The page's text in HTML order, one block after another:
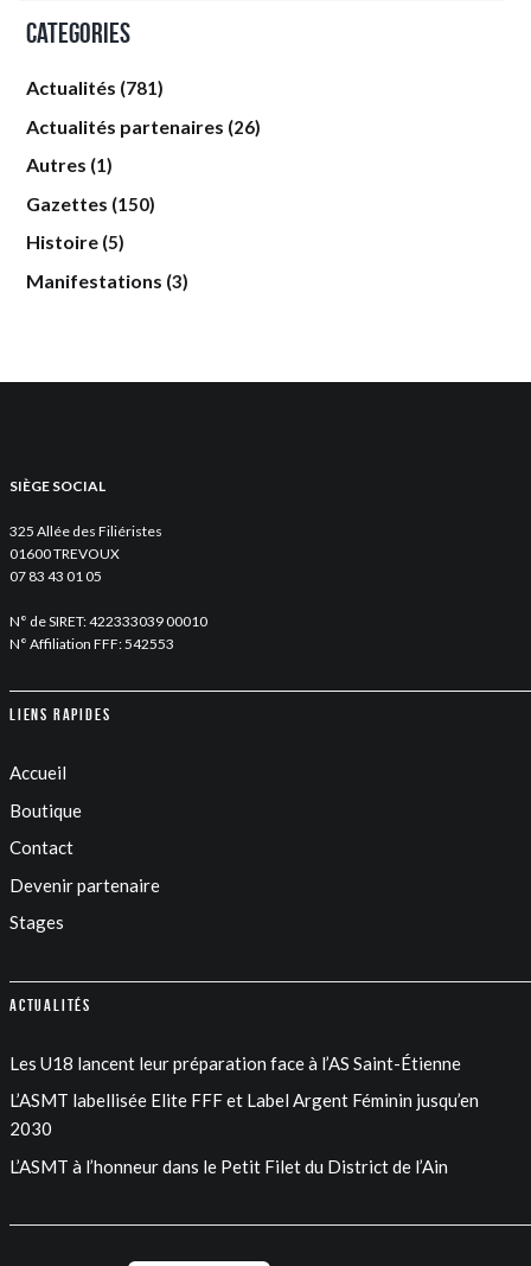
Categories
Actualités (781)
Actualités partenaires (26)
Autres (1)
Gazettes (150)
Histoire (5)
Manifestations (3)
SIÈGE SOCIAL
325 Allée des Filiéristes
01600 TREVOUX
07 83 43 01 05
N° de SIRET: 422333039 00010
N° Affiliation FFF: 542553
Liens rapides
Accueil
Boutique
Contact
Devenir partenaire
Stages
Actualités
Les U18 lancent leur préparation face à l’AS Saint-Étienne
L’ASMT labellisée Elite FFF et Label Argent Féminin jusqu’en
2030
L’ASMT à l’honneur dans le Petit Filet du District de l’Ain